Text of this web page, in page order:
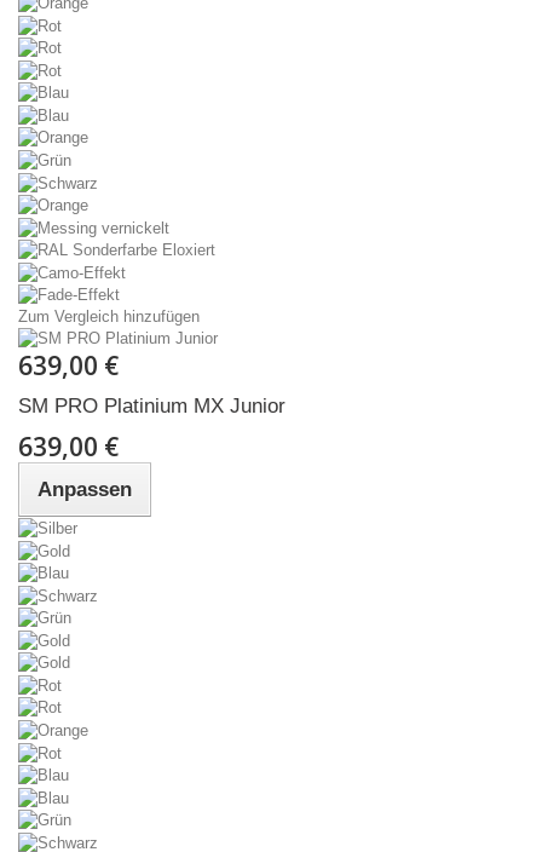
Zum Vergleich hinzufügen
639,00 €
SM PRO Platinium MX Junior
639,00 €
Anpassen